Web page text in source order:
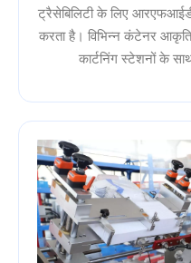
ट्रैसेबिलिटी के लिए
करता है। विभिन्न कंटेनर
कार्टनिंग स्टेशनों के